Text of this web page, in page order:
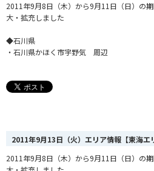
2011年9月8日（木）から9月11日（日）の
大・拡充しました
◆石川県
・石川県かほく市宇野気 周辺
2011年9月13日（火）エリア情報【東海エ
2011年9月8日（木）から9月11日（日）の